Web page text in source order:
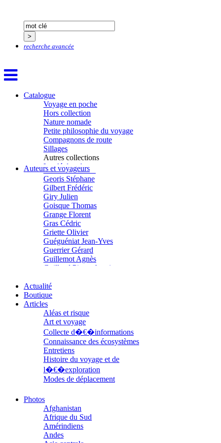
recherche avancée
Catalogue
Voyage en poche
Hors collection
Nature nomade
Petite philosophie du voyage
Compagnons de route
Sillages
Autres collections
La clé des champs
Chemins d’étoiles
Visions
Auteurs et voyageurs
Figueras Raymond
Fisset Christine
François Valérie
Fuligni Bruno
Gana Frédéric
Garcia Antoine
Garde François
Gaullier Tanneguy
Gauthier Yves
Gemme Pierre
Gendre Florence
Georis Stéphane
Gilbert Frédéric
Giry Julien
Goisque Thomas
Grange Florent
Gras Cédric
Griette Olivier
Guéguéniat Jean-Yves
Guerrier Gérard
Guillemot Agnès
Guillotel Pierre-Antoine
Haegy Jean-Marie
Hafez Kim
Halluin Bruno d’
Hardivilliers Albéric d’
Harvey James
Heimburger Mario
Hervouët Tifenn
Houdaille Christophe
Hussain Fawaz
Hussenet Emmanuel
Imhof Valentine
Jacq Marie-Claire
Janichon Gérard
Kerouedan Annie
Klein Julie
Klotz Lætitia
Klvana Ilya
Actualité
Boutique
Articles
Aléas et risque
Art et voyage
Collecte d�€�informations
Connaissance des écosystèmes
Entretiens
Histoire du voyage et de
l�€�exploration
Modes de déplacement
Parcours choisis
Patrimoine
Petite ethnographie
Portraits
Questions de survie
Réflexions
Photos
Afghanistan
Afrique du Sud
Amérindiens
Andes